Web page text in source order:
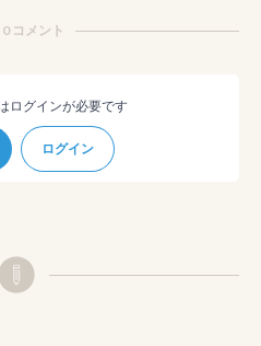
0 コメント
ログインが必要です
ログイン